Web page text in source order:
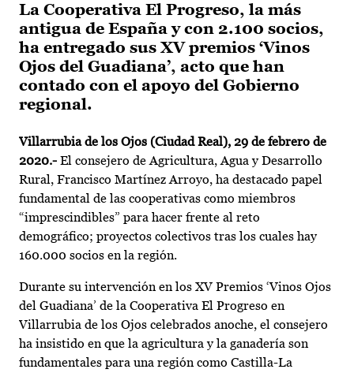
La Cooperativa El Progreso, la más
antigua de España y con 2.100 socios,
ha entregado sus XV premios ‘Vinos
Ojos del Guadiana’, acto que han
contado con el apoyo del Gobierno
regional.
Villarrubia de los Ojos (Ciudad Real), 29 de febrero de
2020.- El consejero de Agricultura, Agua y Desarrollo
Rural, Francisco Martínez Arroyo, ha destacado papel
fundamental de las cooperativas como miembros
“imprescindibles” para hacer frente al reto
demográfico; proyectos colectivos tras los cuales hay
160.000 socios en la región.
Durante su intervención en los XV Premios ‘Vinos Ojos
del Guadiana’ de la Cooperativa El Progreso en
Villarrubia de los Ojos celebrados anoche, el consejero
ha insistido en que la agricultura y la ganadería son
fundamentales para una región como Castilla-La